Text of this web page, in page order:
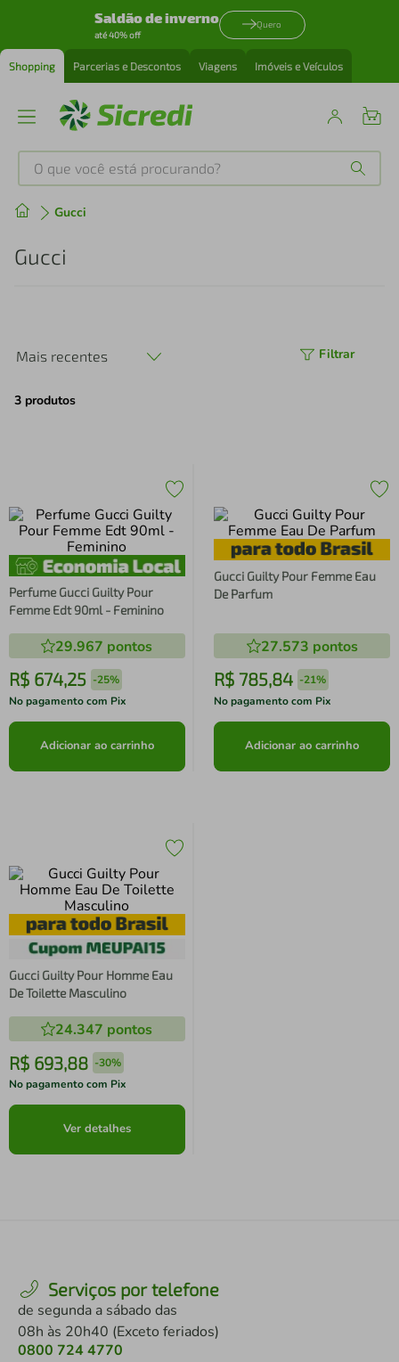
Saldão de inverno
até 40% off
Quero
Shopping Parcerias e Descontos Viagens Imóveis e Veículos
O que você está procurando?
Gucci
Gucci
Mais recentes Filtrar
3 produtos
Perfume Gucci Guilty Pour
Femme Edt 90ml - Feminino
29.967 pontos
R$ 674,25 -25%
No pagamento com Pix
Adicionar ao carrinho
Gucci Guilty Pour Femme Eau
De Parfum
27.573 pontos
R$ 785,84 -21%
No pagamento com Pix
Adicionar ao carrinho
Gucci Guilty Pour Homme Eau
De Toilette Masculino
24.347 pontos
R$ 693,88 -30%
No pagamento com Pix
Ver detalhes
Serviços por telefone
de segunda a sábado das
08h às 20h40 (Exceto feriados)
0800 724 4770
Produtos mais buscados
perfume
4º air fryer